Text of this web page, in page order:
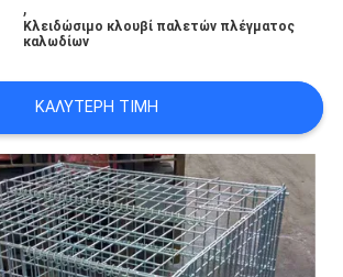
,
Κλειδώσιμο κλουβί παλετών πλέγματος
καλωδίων
ΚΑΛΎΤΕΡΗ ΤΙΜΉ